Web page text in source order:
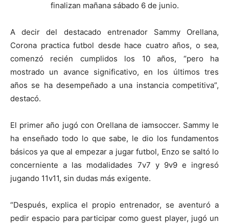
finalizan mañana sábado 6 de junio.
A decir del destacado entrenador Sammy Orellana,
Corona practica futbol desde hace cuatro años, o sea,
comenzó recién cumplidos los 10 años, “pero ha
mostrado un avance significativo, en los últimos tres
años se ha desempeñado a una instancia competitiva”,
destacó.
El primer año jugó con Orellana de iamsoccer. Sammy le
ha enseñado todo lo que sabe, le dio los fundamentos
básicos ya que al empezar a jugar futbol, Enzo se saltó lo
concerniente a las modalidades 7v7 y 9v9 e ingresó
jugando 11v11, sin dudas más exigente.
“Después, explica el propio entrenador, se aventuró a
pedir espacio para participar como guest player, jugó un